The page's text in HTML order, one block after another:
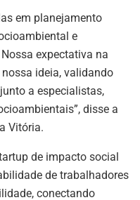
em planejamento
e
expectativa na
ideia, validando
a especialistas,
disse a
Vitória.
de impacto social
de trabalhadores
conectando